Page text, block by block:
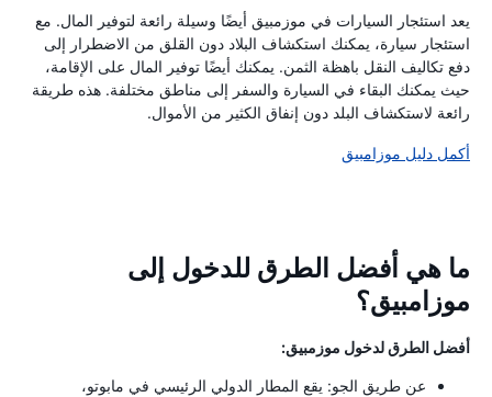
يعد استئجار السيارات في موزمبيق أيضًا وسيلة رائعة لتوفير المال. مع
استئجار سيارة، يمكنك استكشاف البلاد دون القلق من الاضطرار إلى
دفع تكاليف النقل باهظة الثمن. يمكنك أيضًا توفير المال على الإقامة،
حيث يمكنك البقاء في السيارة والسفر إلى مناطق مختلفة. هذه طريقة
رائعة لاستكشاف البلد دون إنفاق الكثير من الأموال.
أكمل دليل موزامبيق
ما هي أفضل الطرق للدخول إلى
موزامبيق؟
أفضل الطرق لدخول موزمبيق:
عن طريق الجو: يقع المطار الدولي الرئيسي في مابوتو،